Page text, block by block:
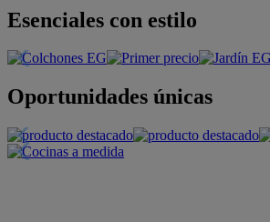
Esenciales con estilo
Oportunidades únicas